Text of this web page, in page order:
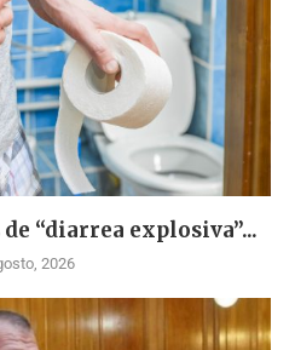
“diarrea explosiva”...
2026